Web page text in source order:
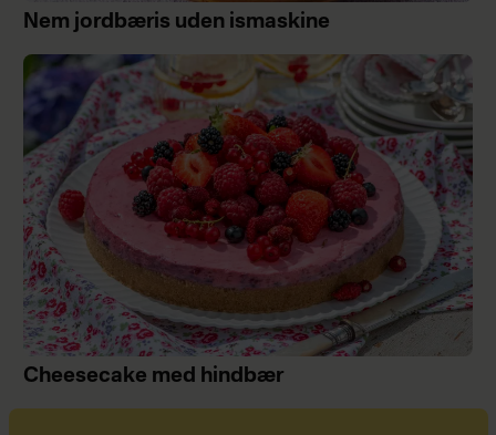
Nem jordbæris uden ismaskine
Cheesecake med hindbær